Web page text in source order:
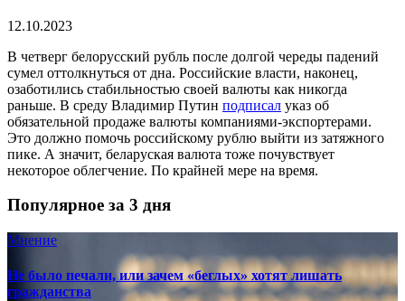
12.10.2023
В четверг белорусский рубль после долгой череды падений
сумел оттолкнуться от дна. Российские власти, наконец,
озаботились стабильностью своей валюты как никогда
раньше. В среду Владимир Путин подписал указ об
обязательной продаже валюты компаниями-экспортерами.
Это должно помочь российскому рублю выйти из затяжного
пике. А значит, беларуская валюта тоже почувствует
некоторое облегчение. По крайней мере на время.
Популярное за 3 дня
Мнение
Не было печали, или зачем «беглых» хотят лишать
гражданства